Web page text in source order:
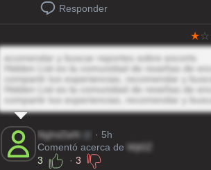
Responder
ecomendar y buscar reportes sobre escorts
Hidden List es la comunidad de reseñas de
compartir tus experiencias, recomendar y
Hidden List es la comunidad de reseñas de
compartir tus experiencias, recomendar y
NghsDaN
· 5h
Comentó acerca de Wjt0Z
3
· 3